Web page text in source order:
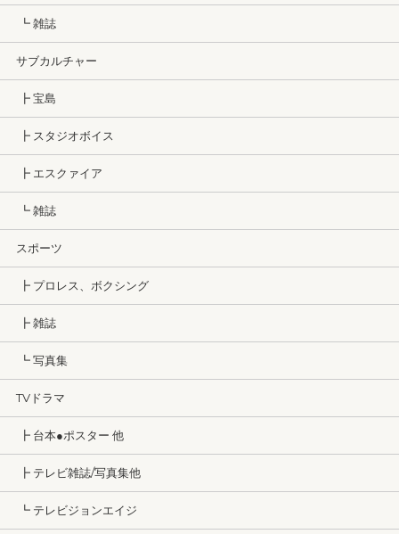
┗ 雑誌
サブカルチャー
┣ 宝島
┣ スタジオボイス
┣ エスクァイア
┗ 雑誌
スポーツ
┣ プロレス、ボクシング
┣ 雑誌
┗ 写真集
TVドラマ
┣ 台本●ポスター 他
┣ テレビ雑誌/写真集他
┗ テレビジョンエイジ